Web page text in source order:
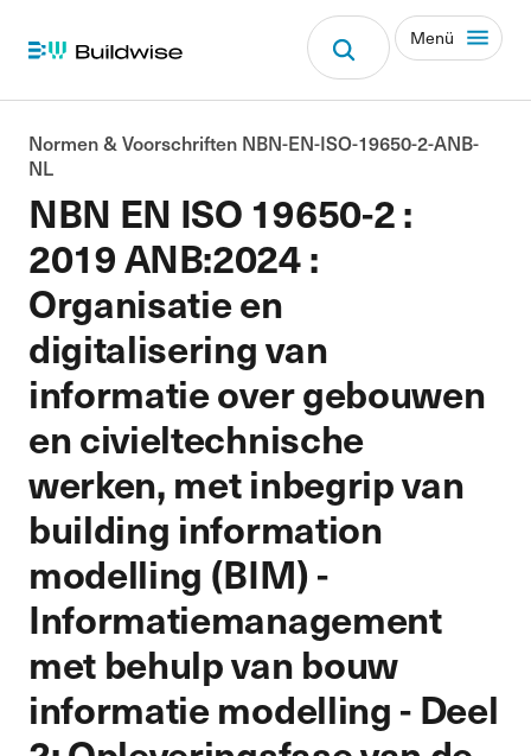
Menü
NBN EN ISO 19650-2 :
2019 ANB:2024 :
Organisatie en
digitalisering van
informatie over gebouwen
en civieltechnische
werken, met inbegrip van
building information
modelling (BIM) -
Informatiemanagement
met behulp van bouw
informatie modelling - Deel
Normen & Voorschriften NBN-EN-ISO-19650-2-ANB-
NL